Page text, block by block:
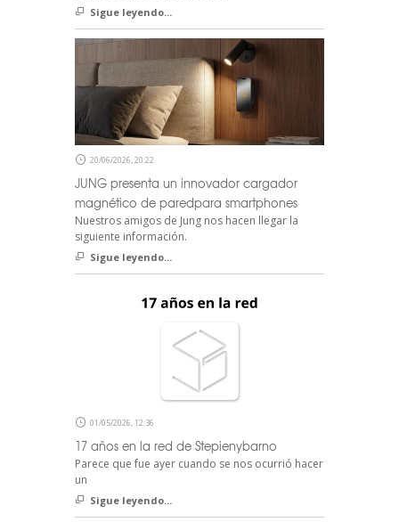
Sigue leyendo...
20/06/2026, 20:22
JUNG presenta un innovador cargador
magnético de paredpara smartphones
Nuestros amigos de Jung nos hacen llegar la
siguiente información.
Sigue leyendo...
01/05/2026, 12:36
17 años en la red de Stepienybarno
Parece que fue ayer cuando se nos ocurrió hacer
un
Sigue leyendo...